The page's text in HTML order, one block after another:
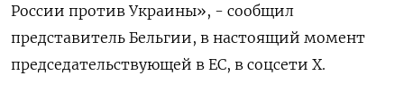
России против Украины», - сообщил
представитель Бельгии, в настоящий момент
председательствующей в ЕС, в соцсети X.